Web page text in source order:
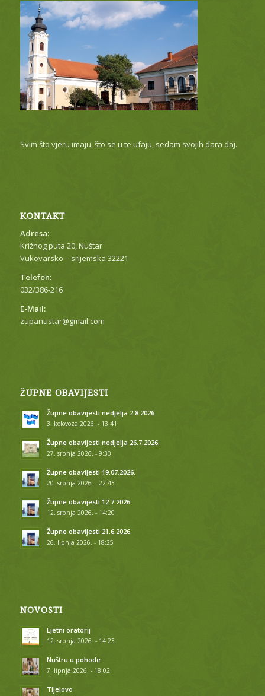
Svim što vjeru imaju, što se u te ufaju, sedam svojih dara daj.
KONTAKT
Adresa:
Križnog puta 20, Nuštar
Vukovarsko – srijemska 32221
Telefon:
032/386-216
E-Mail:
zupanustar@gmail.com
ŽUPNE OBAVIJESTI
Župne obavijesti nedjelja 2.8.2026.
3. kolovoza 2026. - 13:41
Župne obavijesti nedjelja 26.7.2026.
27. srpnja 2026. - 9:30
Župne obavijesti 19.07.2026.
20. srpnja 2026. - 22:43
Župne obavijesti 12.7.2026.
12. srpnja 2026. - 14:20
Župne obavijesti 21.6.2026.
26. lipnja 2026. - 18:25
NOVOSTI
Ljetni oratorij
12. srpnja 2026. - 14:23
Nuštru u pohode
7. lipnja 2026. - 18:02
Tijelovo